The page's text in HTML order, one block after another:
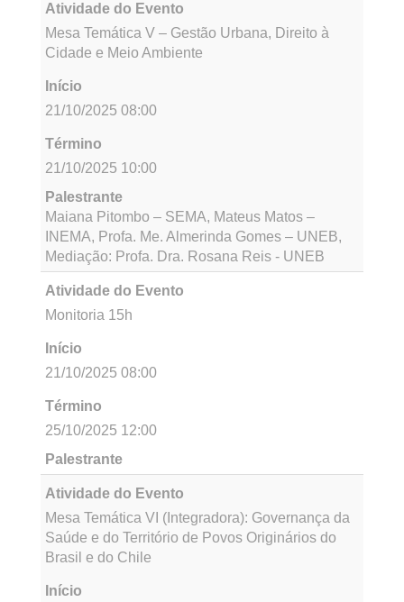
Palestrante
Profa. Dra. Antonella Galindo – UFPE, Profa.
Dra. Rosane Meire Vieira – UNEB, Emily
Relações Públicas
Atividade do Evento
Mesa Temática IV – Estudos Multiespécie,
Ecologia Humana e Biodiversidade
Início
21/10/2025 08:00
Término
Palestrante
Carlos Alberto Santos – UNEB, Prof. Dr. Juracy
Santos – UNEB, Mediação: Profa. Dra. Renata
Atividade do Evento
Cidade e Meio Ambiente
Início
21/10/2025 08:00
Término
21/10/2025 10:00